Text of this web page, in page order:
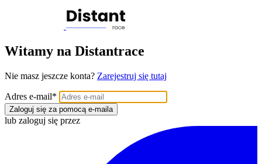
Witamy na Distantrace
Nie masz jeszcze konta? Zarejestruj się tutaj
Adres e-mail*
Zaloguj się za pomocą e-maila
lub zaloguj się przez